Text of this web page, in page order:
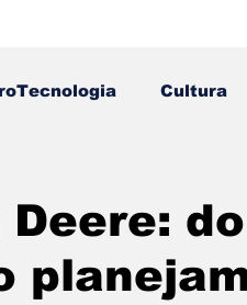
Cultura
do